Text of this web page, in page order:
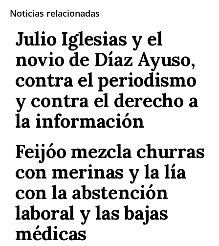
Noticias relacionadas
Julio Iglesias y el
novio de Díaz Ayuso,
contra el periodismo
y contra el derecho a
la información
Feijóo mezcla churras
con merinas y la lía
con la abstención
laboral y las bajas
médicas